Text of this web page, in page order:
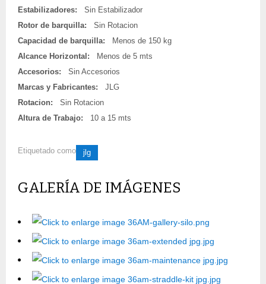
Estabilizadores:
Sin Estabilizador
Rotor de barquilla:
Sin Rotacion
Capacidad de barquilla:
Menos de 150 kg
Alcance Horizontal:
Menos de 5 mts
Accesorios:
Sin Accesorios
Marcas y Fabricantes:
JLG
Rotacion:
Sin Rotacion
Altura de Trabajo:
10 a 15 mts
Etiquetado como jlg
GALERÍA DE IMÁGENES